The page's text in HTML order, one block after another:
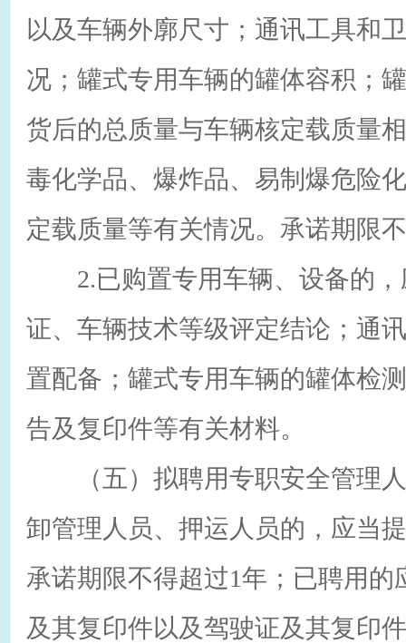
以及车辆外廓尺寸；通讯工具和
况；罐式专用车辆的罐体容积；
货后的总质量与车辆核定载质量
毒化学品、爆炸品、易制爆危险
定载质量等有关情况。承诺期限
2.已购置专用车辆、设备的，
证、车辆技术等级评定结论；通
置配备；罐式专用车辆的罐体检
告及复印件等有关材料。
（五）拟聘用专职安全管理人
卸管理人员、押运人员的，应当
承诺期限不得超过1年；已聘用的
及其复印件以及驾驶证及其复印